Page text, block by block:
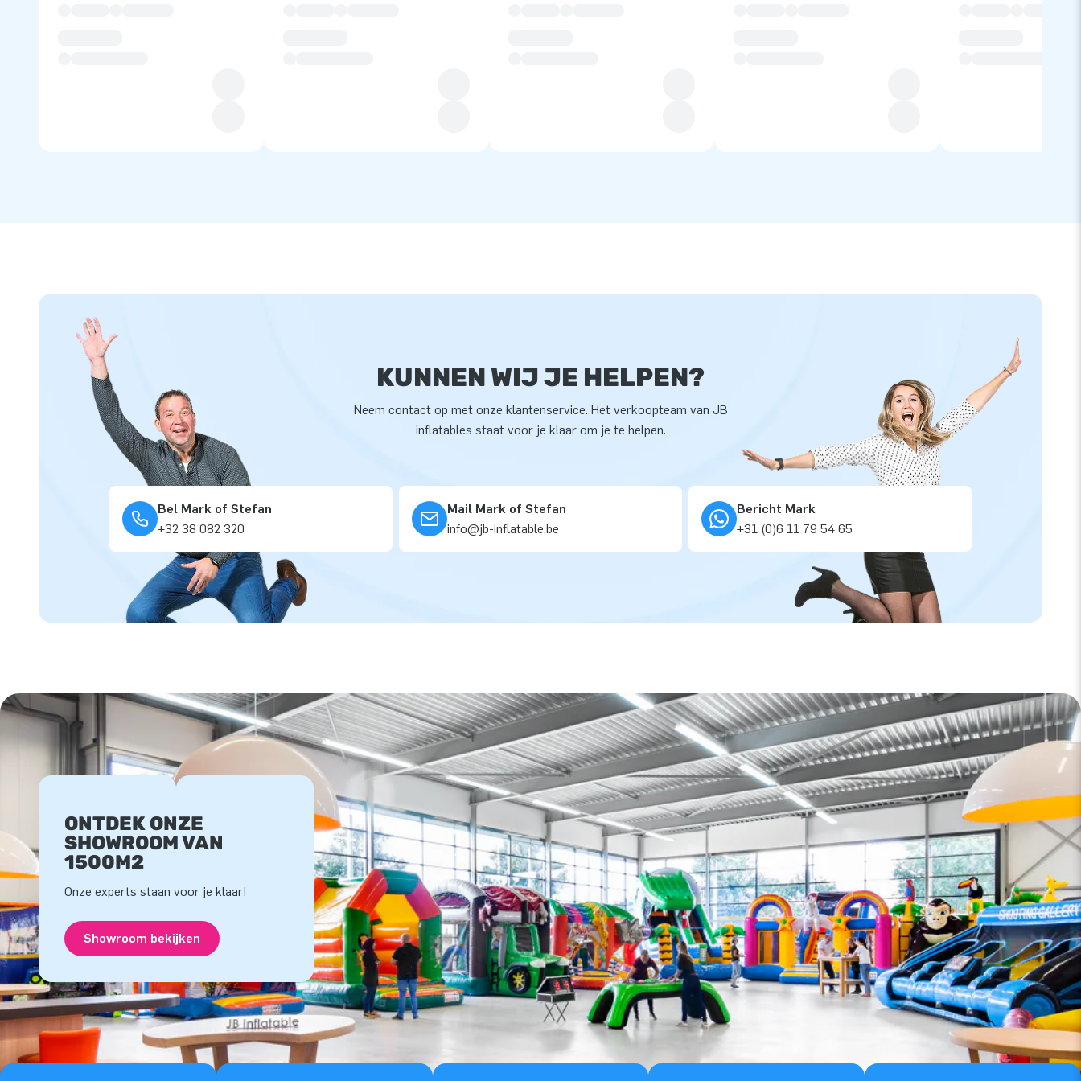
KUNNEN WIJ JE HELPEN?
Neem contact op met onze klantenservice. Het verkoopteam van JB
inflatables staat voor je klaar om je te helpen.
Bel Mark of Stefan
+32 38 082 320
Mail Mark of Stefan
info@jb-inflatable.be
Bericht Mark
+31 (0)6 11 79 54 65
ONTDEK ONZE
SHOWROOM VAN
1500M2
Onze experts staan voor je klaar!
Showroom bekijken